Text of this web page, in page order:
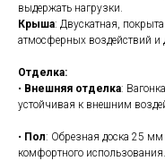
выдержать нагрузки.
Крыша: Двускатная,
атмосферных воздействий и
Отделка:
• Внешняя отделка:
устойчивая к внешним
• Пол: Обрезная доска 25
комфортного использования.